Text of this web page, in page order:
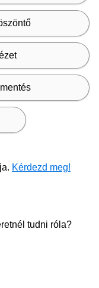
Kérdezd meg!
tudni róla?